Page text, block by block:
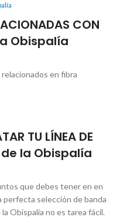
CON
Obispalía
en fibra
TU LÍNEA DE
de la Obispalía
que debes tener en en
selección de banda
Obispalía no es tarea fácil.